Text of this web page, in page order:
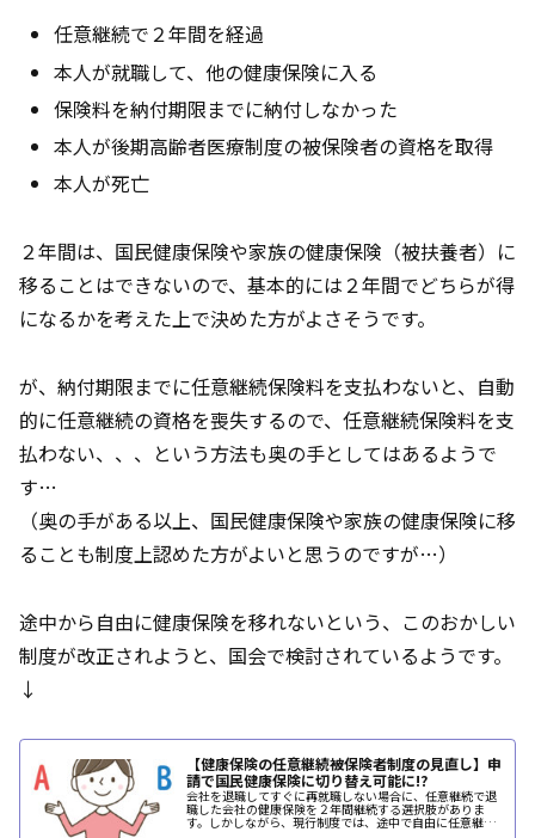
任意継続で２年間を経過
本人が就職して、他の健康保険に入る
保険料を納付期限までに納付しなかった
本人が後期高齢者医療制度の被保険者の資格を取得
本人が死亡
２年間は、国民健康保険や家族の健康保険（被扶養者）に
移ることはできないので、基本的には２年間でどちらが得
になるかを考えた上で決めた方がよさそうです。
が、納付期限までに任意継続保険料を支払わないと、自動
的に任意継続の資格を喪失するので、任意継続保険料を支
払わない、、、という方法も奥の手としてはあるようで
す…
（奥の手がある以上、国民健康保険や家族の健康保険に移
ることも制度上認めた方がよいと思うのですが…）
途中から自由に健康保険を移れないという、このおかしい
制度が改正されようと、国会で検討されているようです。
↓
【健康保険の任意継続被保険者制度の見直し】申
請で国民健康保険に切り替え可能に!?
会社を退職してすぐに再就職しない場合に、任意継続で退
職した会社の健康保険を２年間継続する選択肢がありま
す。しかしながら、現行制度では、途中で自由に任意継続